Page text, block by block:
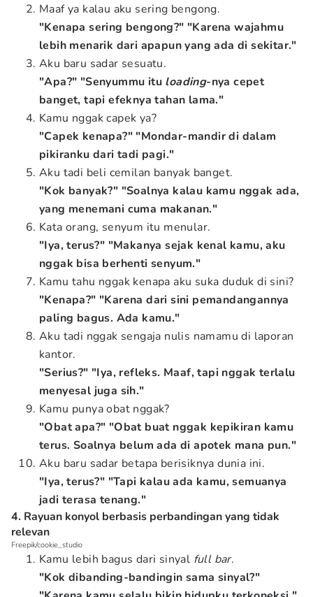
Maaf ya kalau aku sering bengong.
"Kenapa sering bengong?" "Karena wajahmu
lebih menarik dari apapun yang ada di sekitar."
Aku baru sadar sesuatu.
"Apa?" "Senyummu itu loading-nya cepet
banget, tapi efeknya tahan lama."
Kamu nggak capek ya?
"Capek kenapa?" "Mondar-mandir di dalam
pikiranku dari tadi pagi."
Aku tadi beli cemilan banyak banget.
"Kok banyak?" "Soalnya kalau kamu nggak ada,
yang menemani cuma makanan."
Kata orang, senyum itu menular.
"Iya, terus?" "Makanya sejak kenal kamu, aku
nggak bisa berhenti senyum."
Kamu tahu nggak kenapa aku suka duduk di sini?
"Kenapa?" "Karena dari sini pemandangannya
paling bagus. Ada kamu."
Aku tadi nggak sengaja nulis namamu di laporan
kantor.
"Serius?" "Iya, refleks. Maaf, tapi nggak terlalu
menyesal juga sih."
Kamu punya obat nggak?
"Obat apa?" "Obat buat nggak kepikiran kamu
terus. Soalnya belum ada di apotek mana pun."
Aku baru sadar betapa berisiknya dunia ini.
"Iya, terus?" "Tapi kalau ada kamu, semuanya
jadi terasa tenang."
4. Rayuan konyol berbasis perbandingan yang tidak
relevan
Freepik/cookie_studio
Kamu lebih bagus dari sinyal full bar.
"Kok dibanding-bandingin sama sinyal?"